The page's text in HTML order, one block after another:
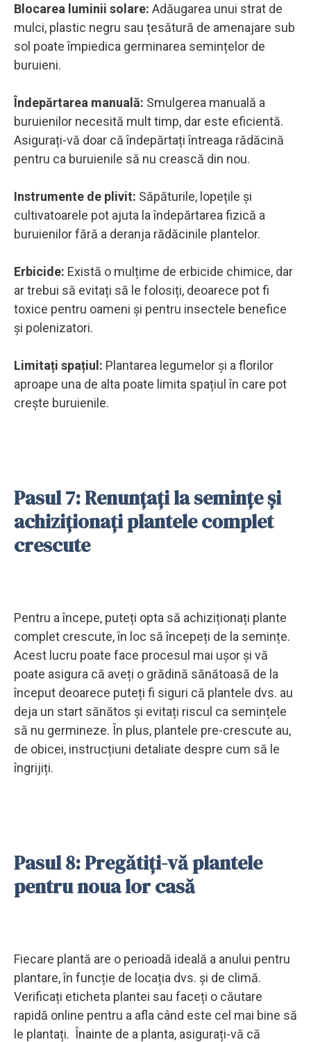
Blocarea luminii solare: Adăugarea unui strat de
mulci, plastic negru sau țesătură de amenajare sub
sol poate împiedica germinarea semințelor de
buruieni.
Îndepărtarea manuală: Smulgerea manuală a
buruienilor necesită mult timp, dar este eficientă.
Asigurați-vă doar că îndepărtați întreaga rădăcină
pentru ca buruienile să nu crească din nou.
Instrumente de plivit: Săpăturile, lopețile și
cultivatoarele pot ajuta la îndepărtarea fizică a
buruienilor fără a deranja rădăcinile plantelor.
Erbicide: Există o mulțime de erbicide chimice, dar
ar trebui să evitați să le folosiți, deoarece pot fi
toxice pentru oameni și pentru insectele benefice
și polenizatori.
Limitați spațiul: Plantarea legumelor și a florilor
aproape una de alta poate limita spațiul în care pot
crește buruienile.
Pasul 7: Renunțați la semințe și
achiziționați plantele complet
crescute
Pentru a începe, puteți opta să achiziționați plante
complet crescute, în loc să începeți de la semințe.
Acest lucru poate face procesul mai ușor și vă
poate asigura că aveți o grădină sănătoasă de la
început deoarece puteți fi siguri că plantele dvs. au
deja un start sănătos și evitați riscul ca semințele
să nu germineze. În plus, plantele pre-crescute au,
de obicei, instrucțiuni detaliate despre cum să le
îngrijiți.
Pasul 8: Pregătiți-vă plantele
pentru noua lor casă
Fiecare plantă are o perioadă ideală a anului pentru
plantare, în funcție de locația dvs. și de climă.
Verificați eticheta plantei sau faceți o căutare
rapidă online pentru a afla când este cel mai bine să
le plantați. Înainte de a planta, asigurați-vă că